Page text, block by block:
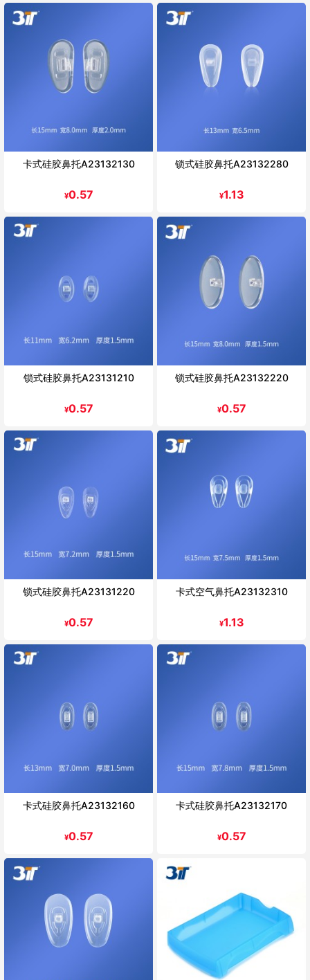
卡式硅胶鼻托A23132130
¥0.57
锁式硅胶鼻托A23132280
¥1.13
锁式硅胶鼻托A23131210
¥0.57
锁式硅胶鼻托A23132220
¥0.57
锁式硅胶鼻托A23131220
¥0.57
卡式空气鼻托A23132310
¥1.13
卡式硅胶鼻托A23132160
¥0.57
卡式硅胶鼻托A23132170
¥0.57